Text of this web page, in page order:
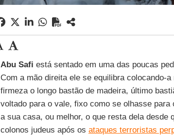
Abu Safi está sentado em uma das poucas
Com a mão direita ele se equilibra colocando-
firmeza o longo bastão de madeira, último
voltado para o vale, fixo como se olhasse para
a sua casa, ou melhor, o que resta dela desde
colonos judeus após os ataques terroristas